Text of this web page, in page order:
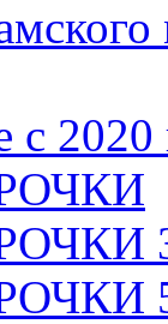
с 2020
3
5